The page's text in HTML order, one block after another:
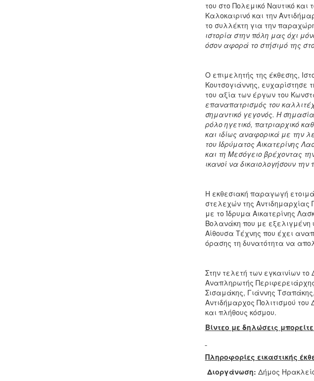
του στο Πολεμικό Ναυτικό
Καλοκαιρινό και την
το συλλέκτη για την
ιστορία στην πόλη μας όχι
όσον αφορά το στήσιμό της
Ο επιμελητής της έκθεσης,
Κουτσογιάννης, ευχαρίστησε
του αξία των έργων του
επαναπατρισμός του
σημαντικό γεγονός. Η
ρόλο ηγετικό, πατριαρχικό
και ιδίως αναφορικά με την
του Ιδρύματος Αικατερίνης
και τη Μεσόγειο βρέχοντας
ικανοί να δικαιολογήσουν
Η εκθεσιακή παραγωγή
στελεχών της Αντιδημαρχίας
με το Ίδρυμα Αικατερίνης
Βολανάκη που με
Αίθουσα Τέχνης που έχει
όρασης τη δυνατότητα να
Στην τελετή των εγκαινίων
Αναπληρωτής
Σισαμάκης, Γιάννης
Αντιδήμαρχος Πολιτισμού
και πλήθους κόσμου.
Βίντεο με δηλώσεις
Πληροφορίες εικαστικής
Διοργάνωση: Δήμος